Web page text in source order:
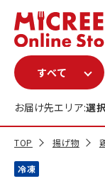
お届け先エリア:選
TOP 揚げ物
冷凍